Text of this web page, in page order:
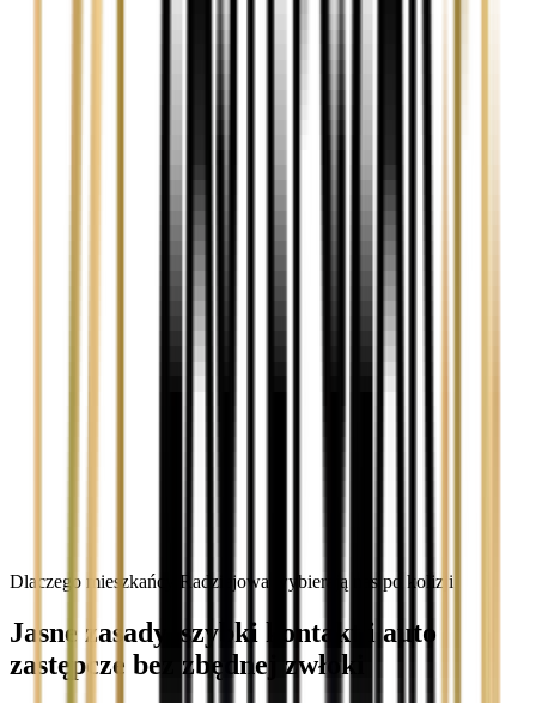
Dlaczego mieszkańcy Radziejowa wybierają nas po kolizji
Jasne zasady, szybki kontakt i auto
zastępcze bez zbędnej zwłoki